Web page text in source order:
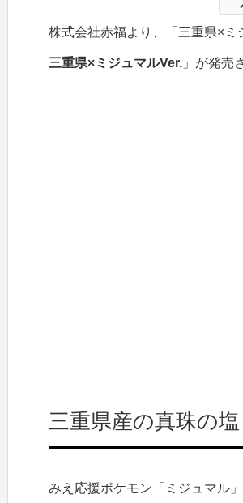
株式会社赤福より、「三重県×ミ
三重県×ミジュマルVer.」が発売
三重県産の真珠の
みえ応援ポケモン「ミジュマル